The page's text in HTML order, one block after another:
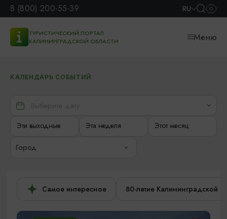
8 (800) 200-55-39 RU
ТУРИСТИЧЕСКИЙ ПОРТАЛ
КАЛИНИНГРАДСКОЙ ОБЛАСТИ
Меню
КАЛЕНДАРЬ СОБЫТИЙ
Эти выходные Эта неделя Этот месяц
Город
Самое интересное 80-летие Калининградской